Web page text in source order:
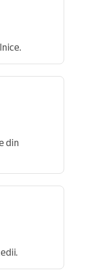
din